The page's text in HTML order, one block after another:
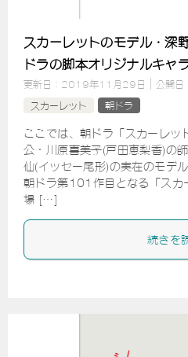
スカーレットのモデル・深
ドラの脚本オリジナルキャ
更新日： 2019年11月29日 公開日
スカーレット
朝ドラ
ここでは、朝ドラ「スカーレッ
公・川原喜美子(戸田恵梨香)の
仙(イッセー尾形)の実在のモデ
朝ドラ第101作目となる「スカ
場 […]
続きを